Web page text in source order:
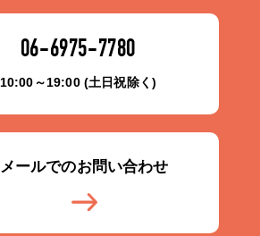
06-6975-7780
10:00～19:00 (土日祝除く)
メールでのお問い合わせ